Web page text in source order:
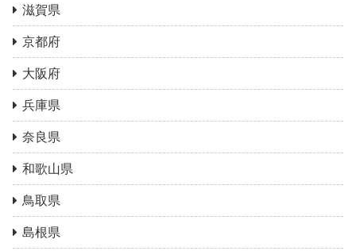
滋賀県
京都府
大阪府
兵庫県
奈良県
和歌山県
鳥取県
島根県